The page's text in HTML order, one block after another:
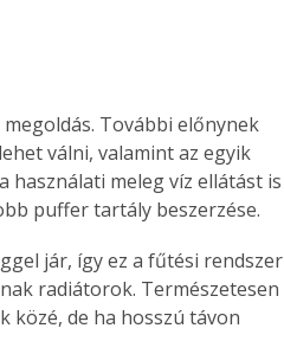
További előnynek
válni, valamint az egyik
meleg víz ellátást is
puffer tartály beszerzése.
jár, így ez a fűtési rendszer
radiátorok. Természetesen
közé, de ha hosszú távon